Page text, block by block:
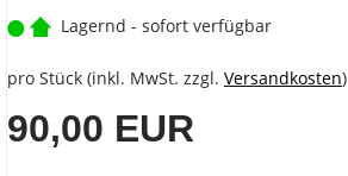
Lagernd - sofort verfügbar
pro Stück (inkl. MwSt. zzgl. Versandkosten)
90,00 EUR